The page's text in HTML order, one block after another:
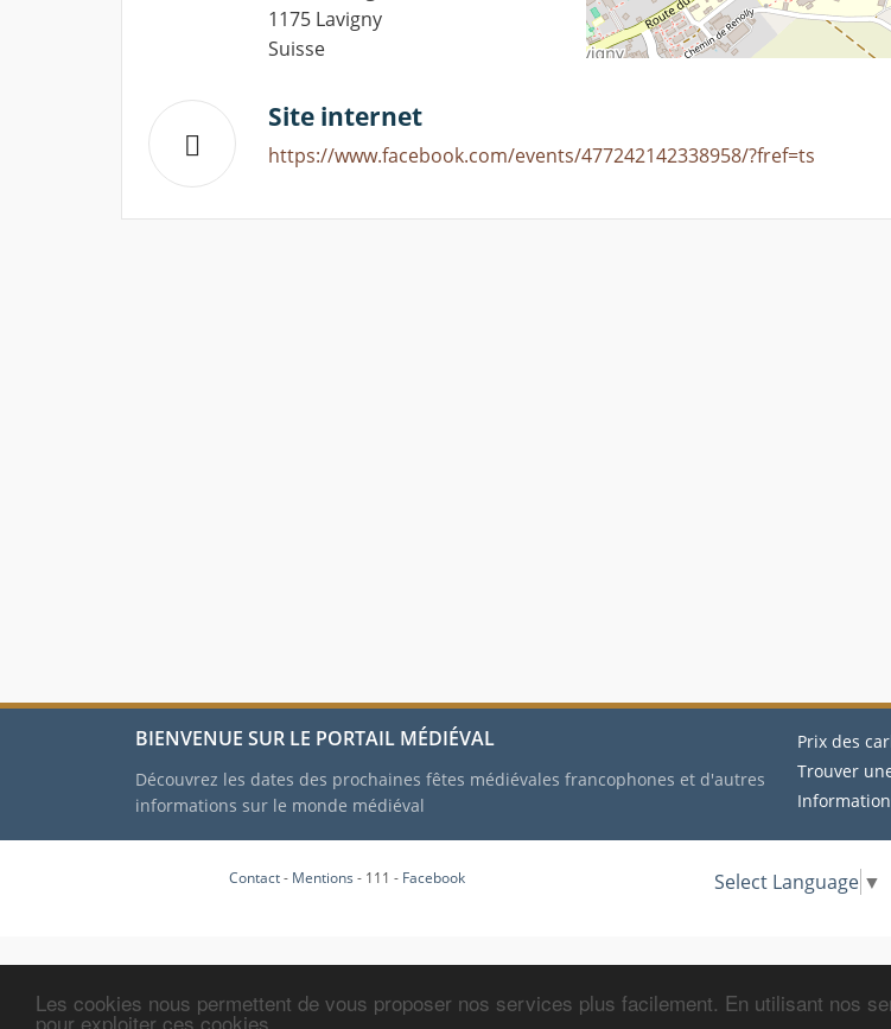
Les cookies nous permettent de vous proposer nos services plus facilement. En utilisant nos
pour exploiter ces cookies.
1175 Lavigny
Suisse
Site internet
https://www.facebook.com/events/477242142338958/?fref=ts
BIENVENUE SUR LE PORTAIL MÉDIÉVAL
Découvrez les dates des prochaines fêtes médiévales francophones et d'autres
informations sur le monde médiéval
Prix des
Trouver
Contact- Mentions - 111 - Facebook Select Language ▼